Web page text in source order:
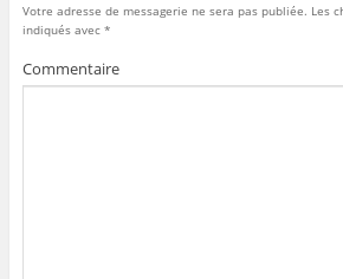
Votre adresse de messagerie ne sera pas publiée. Les
indiqués avec *
Commentaire